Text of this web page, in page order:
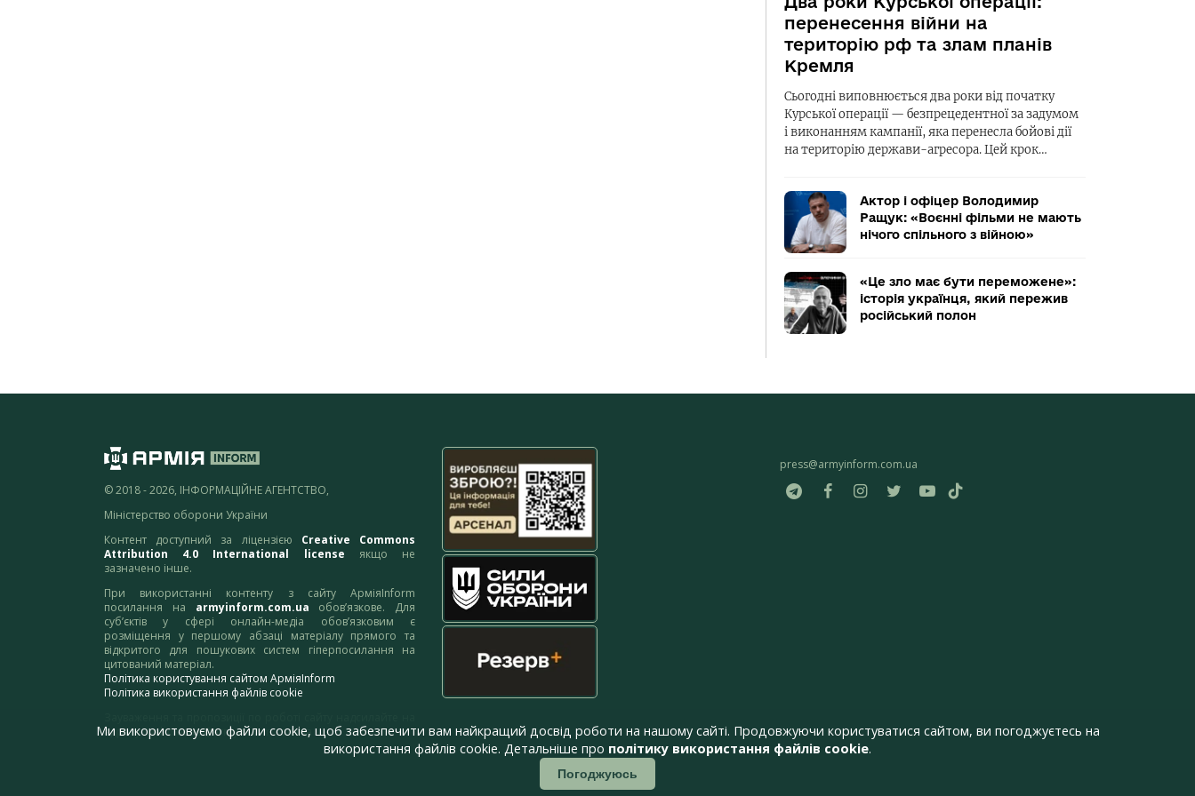
перенесення війни на
територію рф та злам планів
Кремля
Сьогодні виповнюється два роки від початку
Курської операції — безпрецедентної за задумом
і виконанням кампанії, яка перенесла бойові дії
на територію держави-агресора. Цей крок…
Актор і офіцер Володимир
Ращук: «Воєнні фільми не мають
нічого спільного з війною»
«Це зло має бути переможене»:
історія українця, який пережив
російський полон
© 2018 - 2026, ІНФОРМАЦІЙНЕ АГЕНТСТВО,
Міністерство оборони України
Контент доступний за ліцензією Creative Commons
Attribution 4.0 International license якщо не
зазначено інше.
При використанні контенту з сайту АрміяInform
посилання на armyinform.com.ua обов’язкове. Для
суб’єктів у сфері онлайн-медіа обов’язковим є
розміщення у першому абзаці матеріалу прямого та
відкритого для пошукових систем гіперпосилання на
цитований матеріал.
Політика користування сайтом АрміяInform
Політика використання файлів cookie
адресу:webmaster@armyinform.com.ua
press@armyinform.com.ua
Ми використовуємо файли cookie, щоб забезпечити вам найкращий досвід роботи на нашому сайті. Продовжуючи користуватися сайтом, ви погоджуєтесь на
використання файлів cookie. Детальніше про політику використання файлів cookie.
Погоджуюсь